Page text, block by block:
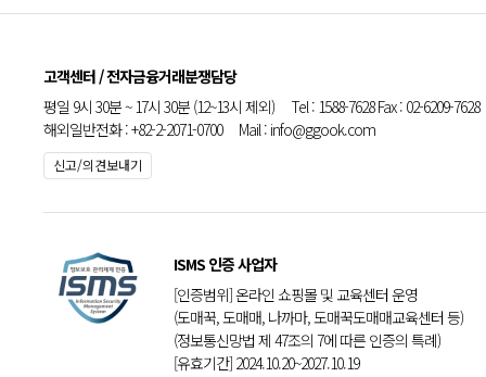
고객센터 / 전자금융거래분쟁담당
평일 9시 30분 ~ 17시 30분 (12~13시 제외) Tel : 1588-7628 Fax : 02-6209-7628
해외일반전화 : +82-2-2071-0700 Mail : info@ggook.com
신고/의견보내기
ISMS 인증 사업자
[인증범위] 온라인 쇼핑몰 및 교육센터 운영
(도매꾹, 도매매, 나까마, 도매꾹도매매교육센터 등)
(정보통신망법 제 47조의 7에 따른 인증의 특례)
[유효기간] 2024.10.20~2027.10.19